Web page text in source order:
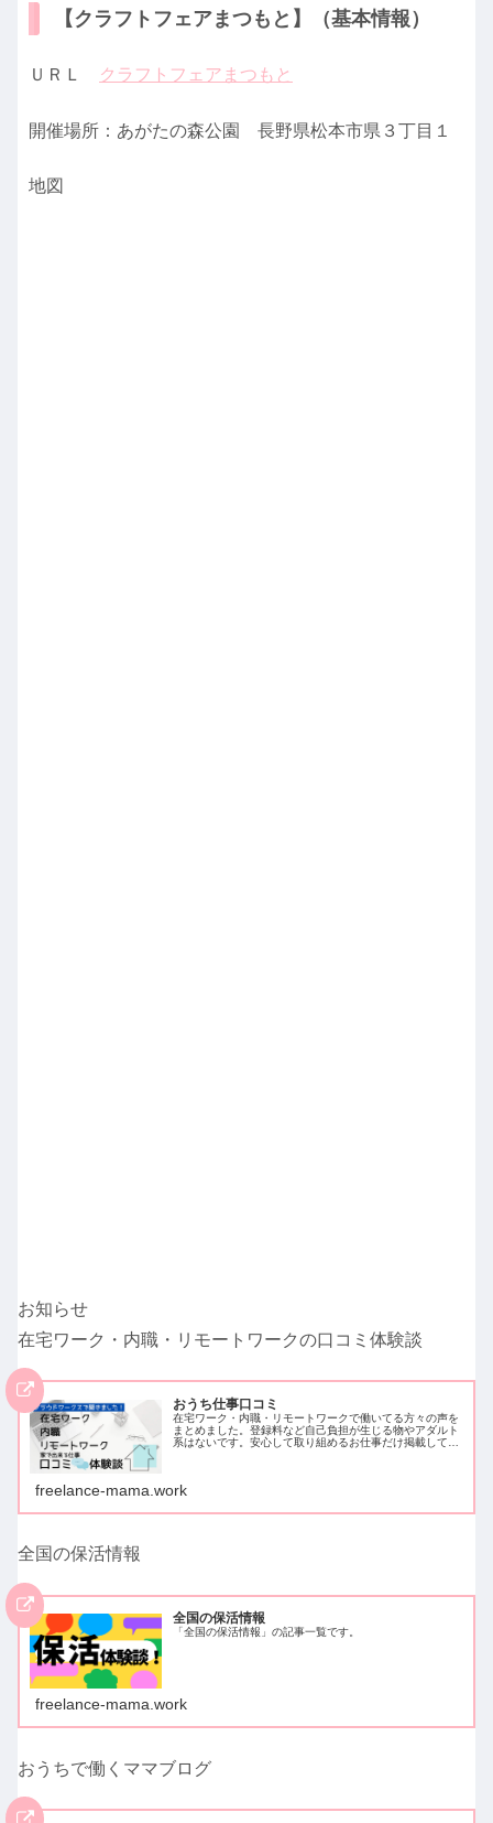
【クラフトフェアまつもと】（基本情報）
ＵＲＬ クラフトフェアまつもと
開催場所：あがたの森公園 長野県松本市県３丁目１
地図
お知らせ
在宅ワーク・内職・リモートワークの口コミ体験談
おうち仕事口コミ
在宅ワーク・内職・リモートワークで働いてる方々の声を
まとめました。登録料など自己負担が生じる物やアダルト
系はないです。安心して取り組めるお仕事だけ掲載してい
freelance-mama.work
全国の保活情報
全国の保活情報
「全国の保活情報」の記事一覧です。
freelance-mama.work
おうちで働くママブログ